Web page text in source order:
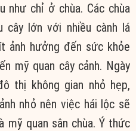
như chỉ ở chùa. Các chùa
cây lớn với nhiều cành lá
ảnh hưởng đến sức khỏe
mỹ quan cây cảnh. Ngày
thị không gian nhỏ hẹp,
nhỏ nên việc hái lộc sẽ
mỹ quan sân chùa. Ý thức